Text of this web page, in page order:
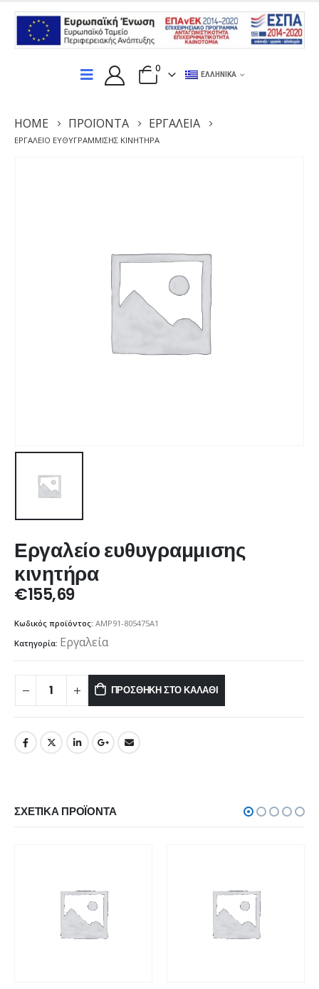
0
ΕΛΛΗΝΙΚΆ
HOME ΠΡΟΪΌΝΤΑ ΕΡΓΑΛΕΊΑ
ΕΡΓΑΛΕΊΟ ΕΥΘΥΓΡΑΜΜΙΣΗΣ ΚΙΝΗΤΉΡΑ
Εργαλείο ευθυγραμμισης
κινητήρα
€155,69
Κωδικός προϊόντος: AMP91-805475A1
Κατηγορία: Εργαλεία
ΠΡΟΣΘΉΚΗ ΣΤΟ ΚΑΛΆΘΙ
ΣΧΕΤΙΚΆ ΠΡΟΪΌΝΤΑ